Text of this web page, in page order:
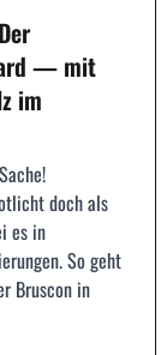
— mit
im
doch als
es in
So geht
Bruscon in